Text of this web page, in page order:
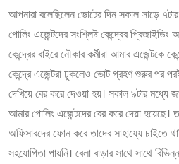
আপনারা বলেছিলেন ভোটের দিন সকাল সাড়ে
পোলিং এজেন্টদের সংশ্লিষ্ট কেন্দ্রের
কেন্দ্রের বাইরে নৌকার কর্মীরা আমার এজেন্টকে
কেন্দ্রে এজেন্টরা ঢুকলেও ভোট গ্রহণ শুরুর পর
দেখিয়ে বের করে দেওয়া হয়। সকাল ৯টার মধ্যে
আমার পোলিং এজেন্টদের বের করে দেয়া হয়েছে।
অফিসারদের ফোন করে তাদের সাহায্যে চাইতে
সহযোগিতা পায়নি। বেলা বাড়ার সাথে সাথে